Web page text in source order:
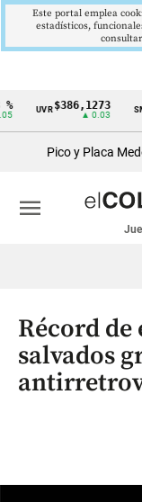
Cintillo
económicos
Colombia
UVR$386,1273
▲ 0.03
Pico y Placa
menu
Récord de
salvados
Este portal emplea
estadísticos,